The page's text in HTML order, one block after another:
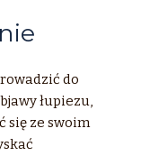
do
łupiezu,
się ze swoim